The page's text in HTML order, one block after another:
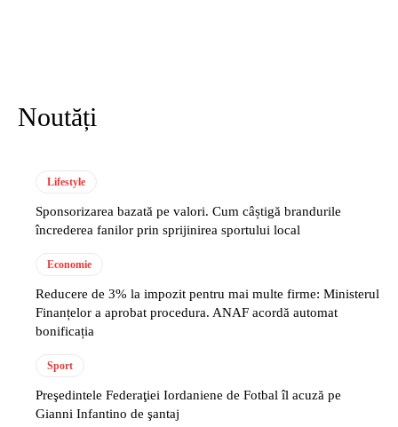
Noutăți
Lifestyle
Sponsorizarea bazată pe valori. Cum câștigă brandurile
încrederea fanilor prin sprijinirea sportului local
Economie
Reducere de 3% la impozit pentru mai multe firme: Ministerul
Finanțelor a aprobat procedura. ANAF acordă automat
bonificația
Sport
Preşedintele Federaţiei Iordaniene de Fotbal îl acuză pe
Gianni Infantino de şantaj